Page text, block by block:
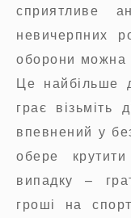
сприятливе
невичерпних
оборони можна
Це найбільше
грає візьміть
впевнений у
обере
випадку –
гроші на